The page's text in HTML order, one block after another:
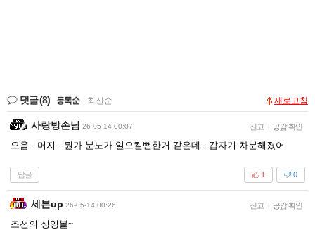
댓글(8) 등록순 최신순 새로고침
사랑방손님 26-05-14 00:07 신고 | 공감 확인
으음.. 머지.. 뭔가 분노가 일으킬뻔한거 같은데.. 갑자기 차분해졌어
답글 0
1
세븐up 26-05-14 00:26 신고 | 공감 확인
조선의 싱잉볼~